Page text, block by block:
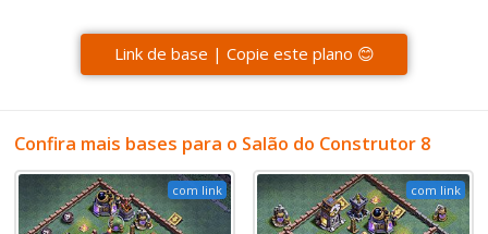
Link de base | Copie este plano 😊
Confira mais bases para o Salão do Construtor 8
com link com link